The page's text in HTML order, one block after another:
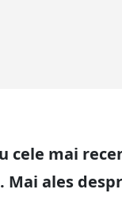
cele mai
ales